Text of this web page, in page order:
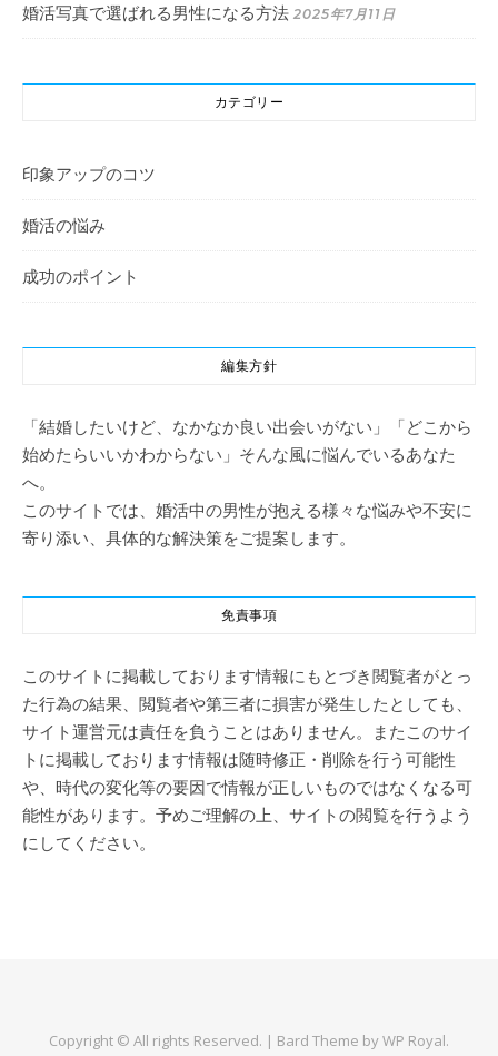
婚活写真で選ばれる男性になる方法 2025年7月11日
カテゴリー
印象アップのコツ
婚活の悩み
成功のポイント
編集方針
「結婚したいけど、なかなか良い出会いがない」「どこから
始めたらいいかわからない」そんな風に悩んでいるあなた
へ。
このサイトでは、婚活中の男性が抱える様々な悩みや不安に
寄り添い、具体的な解決策をご提案します。
免責事項
このサイトに掲載しております情報にもとづき閲覧者がとっ
た行為の結果、閲覧者や第三者に損害が発生したとしても、
サイト運営元は責任を負うことはありません。またこのサイ
トに掲載しております情報は随時修正・削除を行う可能性
や、時代の変化等の要因で情報が正しいものではなくなる可
能性があります。予めご理解の上、サイトの閲覧を行うよう
にしてください。
Copyright © All rights Reserved. | Bard Theme byWP Royal.